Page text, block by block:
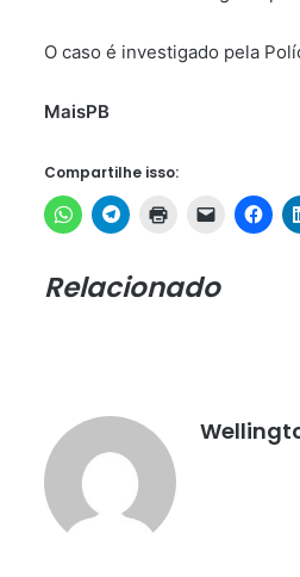
O caso é investigado pela
MaisPB
Compartilhe isso:
Relacionado